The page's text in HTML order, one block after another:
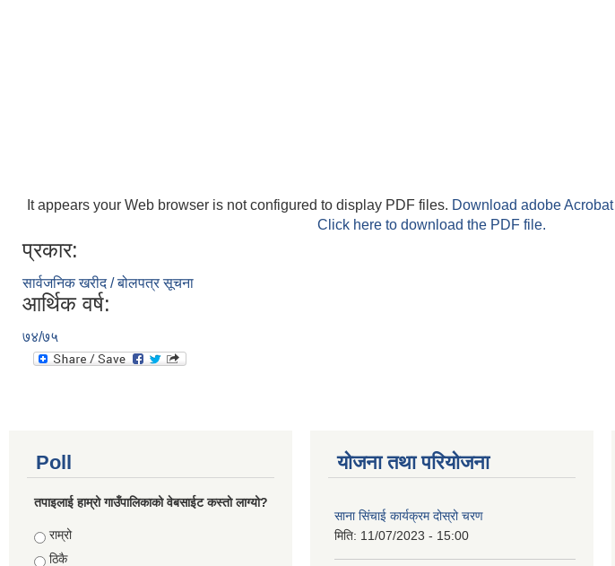
It appears your Web browser is not configured to display PDF files. Download adobe Acrobat
Click here to download the PDF file.
प्रकार:
सार्वजनिक खरीद / बोलपत्र सूचना
आर्थिक वर्ष:
७४/७५
Poll
तपाइलाई हाम्रो गाउँपालिकाको वेबसाईट कस्तो लाग्यो?
Choices
राम्रो
ठिकै
योजना तथा परियोजना
साना सिंचाई कार्यक्रम दोस्रो चरण
मिति: 11/07/2023 - 15:00